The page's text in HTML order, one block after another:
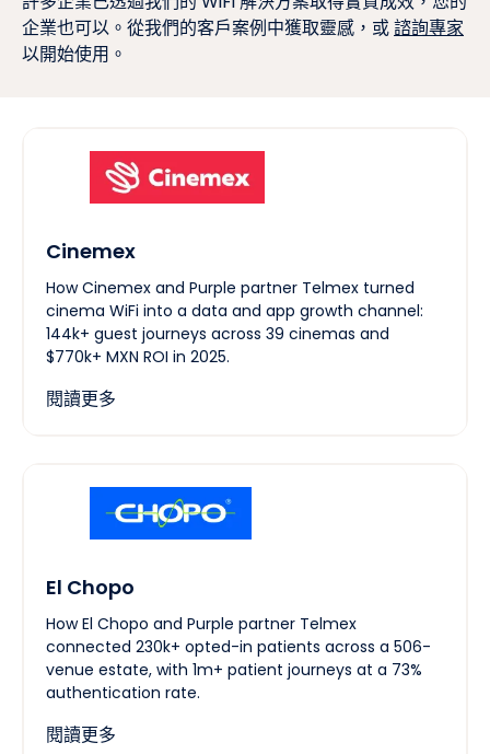
企業也可以。從我們的客戶案例中獲取靈感，或諮詢專家
以開始使用。
Cinemex
How Cinemex and Purple partner Telmex turned
cinema WiFi into a data and app growth channel:
144k+ guest journeys across 39 cinemas and
$770k+ MXN ROI in 2025.
閱讀更多
El Chopo
How El Chopo and Purple partner Telmex
connected 230k+ opted-in patients across a 506-
venue estate, with 1m+ patient journeys at a 73%
authentication rate.
閱讀更多